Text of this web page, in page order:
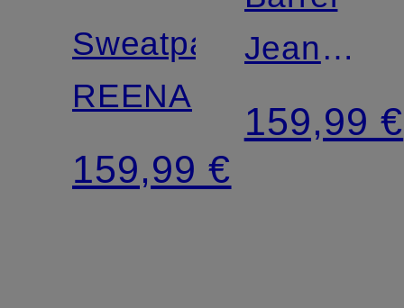
Sweatpants
REENA
159,99 €
Jeans
159,99 €